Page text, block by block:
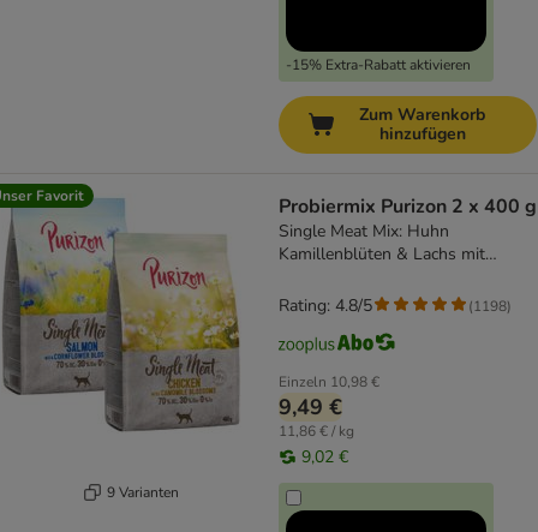
-15% Extra-Rabatt aktivieren
Zum Warenkorb
hinzufügen
Favorit
9 Varianten
Probiermix Purizon 2 x 400 g
Single Meat Mix: Huhn
Kamillenblüten & Lachs mit
Einzeln 10,98 €
9,49 €
11,86 € / kg
9,02 €
Rating: 4.8/5 (1198)